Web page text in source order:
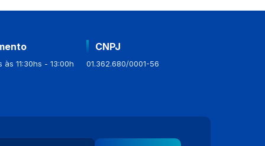
às 11:30hs - 13:00h
CNPJ
01.362.680/0001-56